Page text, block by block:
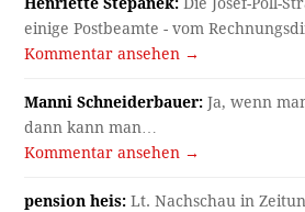
einige Postbeamte - vom
Kommentar ansehen →
Manni Schneiderbauer: Ja, wenn
dann kann man…
Kommentar ansehen →
pension heis: Lt. Nachschau in